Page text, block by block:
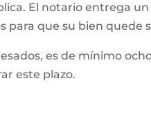
El notario entrega
para que su bien quede
es de mínimo
este plazo.